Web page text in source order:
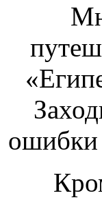
ошибки